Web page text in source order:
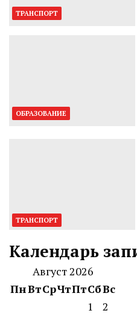
ТРАНСПОРТ
ОБРАЗОВАНИЕ
ТРАНСПОРТ
Календарь
Август 2026
ПнВтСрЧтПтСбВс
1
2